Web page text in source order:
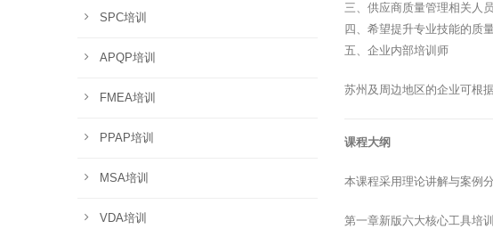
三、供应商质量管理相关人员
四、希望提升专业技能的质
五、企业内部培训师
苏州及周边地区的企业可根
课程大纲
本课程采用理论讲解与案例
第一章新版六大核心工具培
SPC培训
APQP培训
FMEA培训
PPAP培训
MSA培训
VDA培训